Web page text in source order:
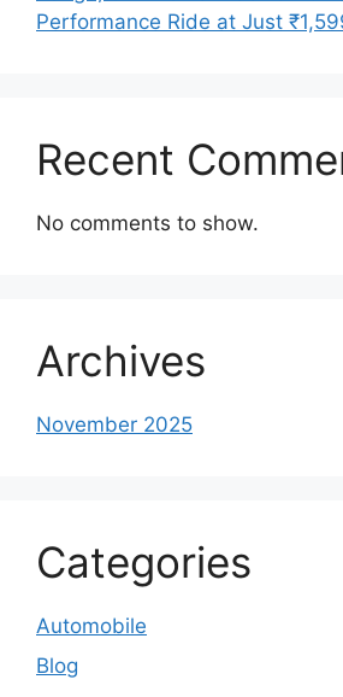
Performance Ride at Just
Recent
No comments to show.
Archives
November 2025
Categories
Automobile
Blog